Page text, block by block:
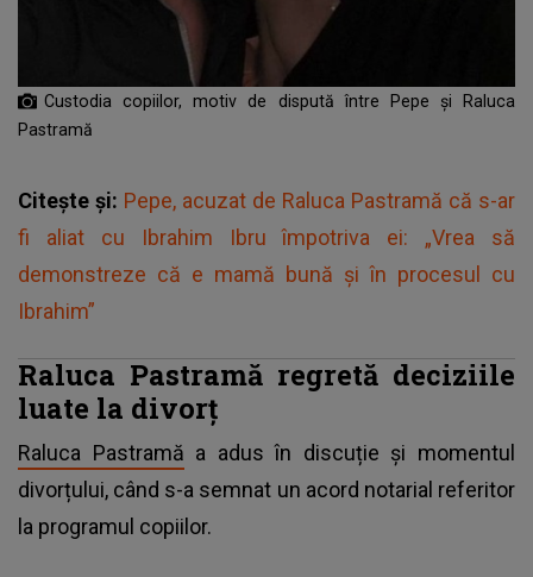
Custodia copiilor, motiv de dispută între Pepe și Raluca
Pastramă
Citește și: Pepe, acuzat de Raluca Pastramă că s-ar
fi aliat cu Ibrahim Ibru împotriva ei: „Vrea să
demonstreze că e mamă bună și în procesul cu
Ibrahim”
Raluca Pastramă regretă deciziile
luate la divorț
Raluca Pastramă a adus în discuție și momentul
divorțului, când s-a semnat un acord notarial referitor
la programul copiilor.